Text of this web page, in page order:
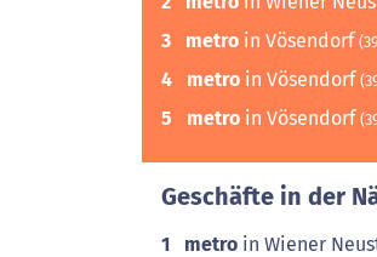
3 metro in Vösendorf
4 metro in Vösendorf
5 metro in Vösendorf
Geschäfte in der
1 metro in Wiener